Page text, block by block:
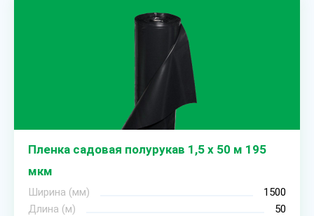
Пленка садовая полурукав 1,5 х 50 м 195
мкм
Ширина (мм)
1500
Длина (м)
50